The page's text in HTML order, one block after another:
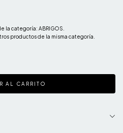
la categoría: ABRIGOS.
productos de la misma categoría.